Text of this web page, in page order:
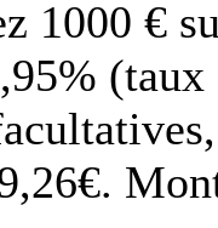
1000 €